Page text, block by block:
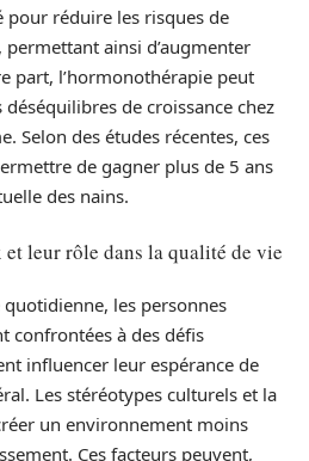
réduire les risques de
ainsi d’augmenter
part, l’hormonothérapie peut
de croissance chez
Selon des études récentes, ces
de gagner plus de 5 ans
des nains.
leur rôle dans la qualité de vie
les personnes
confrontées à des défis
influencer leur espérance de
Les stéréotypes culturels et la
un environnement moins
Ces facteurs peuvent,